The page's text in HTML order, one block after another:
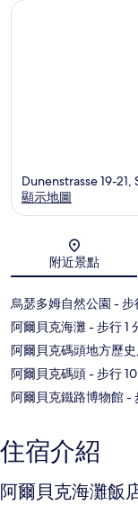
Dunenstrasse 19-
顯示地圖
附近景點
烏瑟多姆自然公園 - 步
阿爾貝克海灘- 步行 1
阿爾貝克碼頭地方歷
阿爾貝克碼頭- 步行
阿爾貝克鐵路博物館-
住宿介紹
阿爾貝克海灘飯